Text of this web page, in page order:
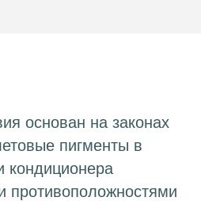
основан на законах
пигменты в
кондиционера
противоположностями